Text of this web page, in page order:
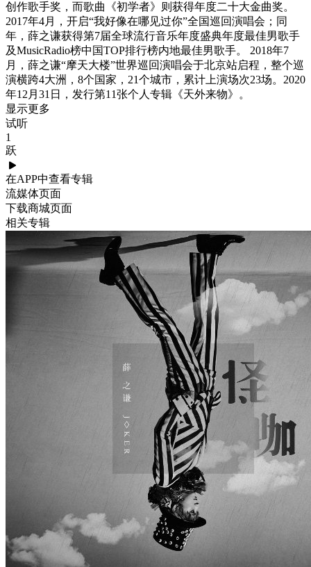
创作歌手奖，而歌曲《初学者》则获得年度二十大金曲奖。
2017年4月，开启“我好像在哪见过你”全国巡回演唱会；同
年，薛之谦获得第7届全球流行音乐年度盛典年度最佳男歌手
及MusicRadio榜中国TOP排行榜内地最佳男歌手。 2018年7
月，薛之谦“摩天大楼”世界巡回演唱会于北京站启程，整个巡
演横跨4大洲，8个国家，21个城市，累计上演场次23场。2020
年12月31日，发行第11张个人专辑《天外来物》。
显示更多
试听
1
跃
在APP中查看专辑
流媒体页面
下载商城页面
相关专辑